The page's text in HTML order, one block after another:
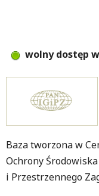
wolny dostęp
Baza tworzona w
Ochrony
i Przestrzennego